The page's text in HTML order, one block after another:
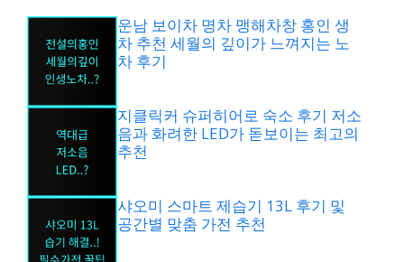
운남 보이차 명차 맹해차창 홍인 생
차 추천 세월의 깊이가 느껴지는 노
차 후기
지클릭커 슈퍼히어로 숙소 후기 저소
음과 화려한 LED가 돋보이는 최고의
추천
샤오미 스마트 제습기 13L 후기 및
공간별 맞춤 가전 추천